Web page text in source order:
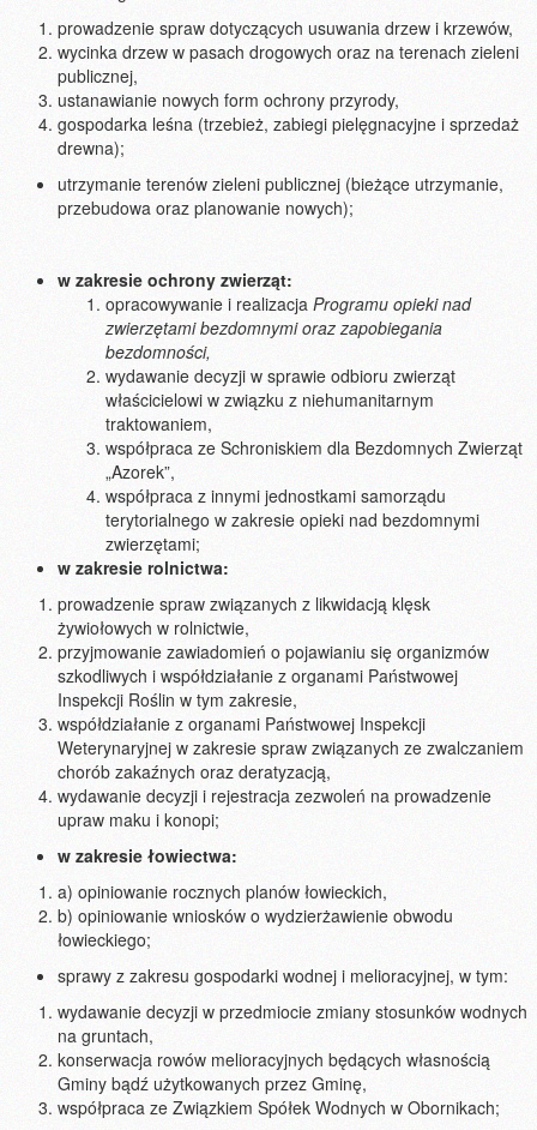
prowadzenie spraw dotyczących usuwania drzew i krzewów,
wycinka drzew w pasach drogowych oraz na terenach zieleni
publicznej,
ustanawianie nowych form ochrony przyrody,
gospodarka leśna (trzebież, zabiegi pielęgnacyjne i sprzedaż
drewna);
utrzymanie terenów zieleni publicznej (bieżące utrzymanie,
przebudowa oraz planowanie nowych);
w zakresie ochrony zwierząt:
opracowywanie i realizacja Programu opieki nad
zwierzętami bezdomnymi oraz zapobiegania
bezdomności,
wydawanie decyzji w sprawie odbioru zwierząt
właścicielowi w związku z niehumanitarnym
traktowaniem,
współpraca ze Schroniskiem dla Bezdomnych Zwierząt
„Azorek”,
współpraca z innymi jednostkami samorządu
terytorialnego w zakresie opieki nad bezdomnymi
zwierzętami;
w zakresie rolnictwa:
prowadzenie spraw związanych z likwidacją klęsk
żywiołowych w rolnictwie,
przyjmowanie zawiadomień o pojawianiu się organizmów
szkodliwych i współdziałanie z organami Państwowej
Inspekcji Roślin w tym zakresie,
współdziałanie z organami Państwowej Inspekcji
Weterynaryjnej w zakresie spraw związanych ze zwalczaniem
chorób zakaźnych oraz deratyzacją,
wydawanie decyzji i rejestracja zezwoleń na prowadzenie
upraw maku i konopi;
w zakresie łowiectwa:
a) opiniowanie rocznych planów łowieckich,
b) opiniowanie wniosków o wydzierżawienie obwodu
łowieckiego;
sprawy z zakresu gospodarki wodnej i melioracyjnej, w tym:
wydawanie decyzji w przedmiocie zmiany stosunków wodnych
na gruntach,
konserwacja rowów melioracyjnych będących własnością
Gminy bądź użytkowanych przez Gminę,
współpraca ze Związkiem Spółek Wodnych w Obornikach;